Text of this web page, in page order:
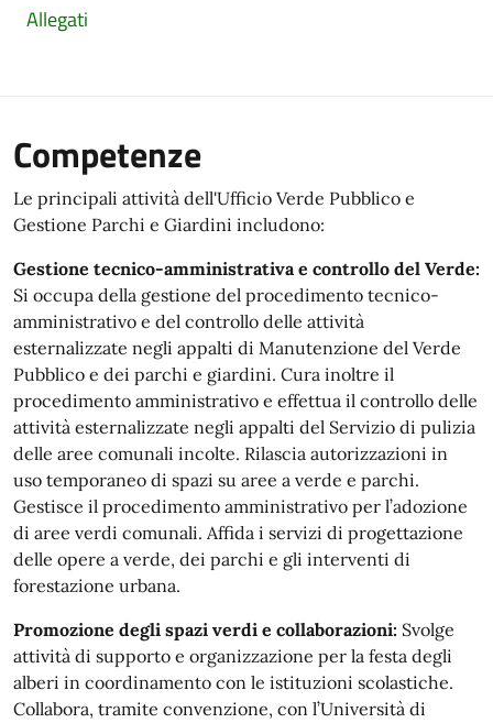
Allegati
Competenze
Le principali attività dell'Ufficio Verde Pubblico e
Gestione Parchi e Giardini includono:
Gestione tecnico-amministrativa e controllo del Verde:
Si occupa della gestione del procedimento tecnico-
amministrativo e del controllo delle attività
esternalizzate negli appalti di Manutenzione del Verde
Pubblico e dei parchi e giardini. Cura inoltre il
procedimento amministrativo e effettua il controllo delle
attività esternalizzate negli appalti del Servizio di pulizia
delle aree comunali incolte. Rilascia autorizzazioni in
uso temporaneo di spazi su aree a verde e parchi.
Gestisce il procedimento amministrativo per l’adozione
di aree verdi comunali. Affida i servizi di progettazione
delle opere a verde, dei parchi e gli interventi di
forestazione urbana.
Promozione degli spazi verdi e collaborazioni: Svolge
attività di supporto e organizzazione per la festa degli
alberi in coordinamento con le istituzioni scolastiche.
Collabora, tramite convenzione, con l’Università di